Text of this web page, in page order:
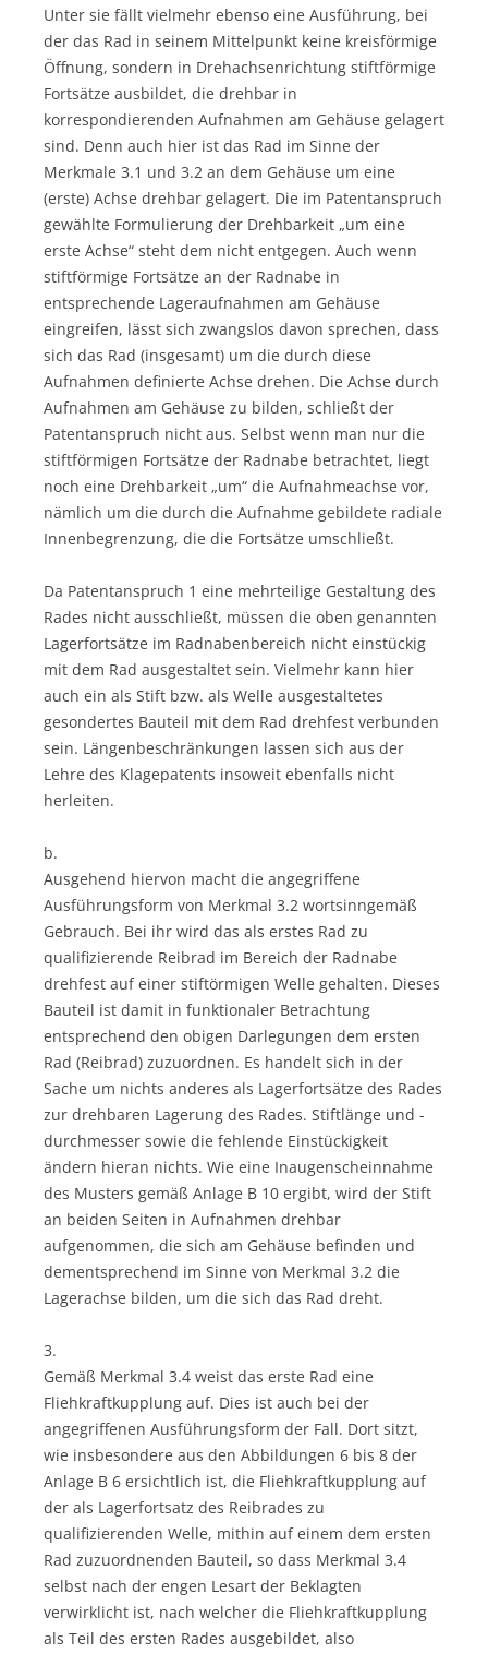
Unter sie fällt vielmehr ebenso eine Ausführung, bei
der das Rad in seinem Mittelpunkt keine kreisförmige
Öffnung, sondern in Drehachsenrichtung stiftförmige
Fortsätze ausbildet, die drehbar in
korrespondierenden Aufnahmen am Gehäuse gelagert
sind. Denn auch hier ist das Rad im Sinne der
Merkmale 3.1 und 3.2 an dem Gehäuse um eine
(erste) Achse drehbar gelagert. Die im Patentanspruch
gewählte Formulierung der Drehbarkeit „um eine
erste Achse“ steht dem nicht entgegen. Auch wenn
stiftförmige Fortsätze an der Radnabe in
entsprechende Lageraufnahmen am Gehäuse
eingreifen, lässt sich zwangslos davon sprechen, dass
sich das Rad (insgesamt) um die durch diese
Aufnahmen definierte Achse drehen. Die Achse durch
Aufnahmen am Gehäuse zu bilden, schließt der
Patentanspruch nicht aus. Selbst wenn man nur die
stiftförmigen Fortsätze der Radnabe betrachtet, liegt
noch eine Drehbarkeit „um“ die Aufnahmeachse vor,
nämlich um die durch die Aufnahme gebildete radiale
Innenbegrenzung, die die Fortsätze umschließt.
Da Patentanspruch 1 eine mehrteilige Gestaltung des
Rades nicht ausschließt, müssen die oben genannten
Lagerfortsätze im Radnabenbereich nicht einstückig
mit dem Rad ausgestaltet sein. Vielmehr kann hier
auch ein als Stift bzw. als Welle ausgestaltetes
gesondertes Bauteil mit dem Rad drehfest verbunden
sein. Längenbeschränkungen lassen sich aus der
Lehre des Klagepatents insoweit ebenfalls nicht
herleiten.
b.
Ausgehend hiervon macht die angegriffene
Ausführungsform von Merkmal 3.2 wortsinngemäß
Gebrauch. Bei ihr wird das als erstes Rad zu
qualifizierende Reibrad im Bereich der Radnabe
drehfest auf einer stiftörmigen Welle gehalten. Dieses
Bauteil ist damit in funktionaler Betrachtung
entsprechend den obigen Darlegungen dem ersten
Rad (Reibrad) zuzuordnen. Es handelt sich in der
Sache um nichts anderes als Lagerfortsätze des Rades
zur drehbaren Lagerung des Rades. Stiftlänge und -
durchmesser sowie die fehlende Einstückigkeit
ändern hieran nichts. Wie eine Inaugenscheinnahme
des Musters gemäß Anlage B 10 ergibt, wird der Stift
an beiden Seiten in Aufnahmen drehbar
aufgenommen, die sich am Gehäuse befinden und
dementsprechend im Sinne von Merkmal 3.2 die
Lagerachse bilden, um die sich das Rad dreht.
3.
Gemäß Merkmal 3.4 weist das erste Rad eine
Fliehkraftkupplung auf. Dies ist auch bei der
angegriffenen Ausführungsform der Fall. Dort sitzt,
wie insbesondere aus den Abbildungen 6 bis 8 der
Anlage B 6 ersichtlich ist, die Fliehkraftkupplung auf
der als Lagerfortsatz des Reibrades zu
qualifizierenden Welle, mithin auf einem dem ersten
Rad zuzuordnenden Bauteil, so dass Merkmal 3.4
selbst nach der engen Lesart der Beklagten
verwirklicht ist, nach welcher die Fliehkraftkupplung
als Teil des ersten Rades ausgebildet, also